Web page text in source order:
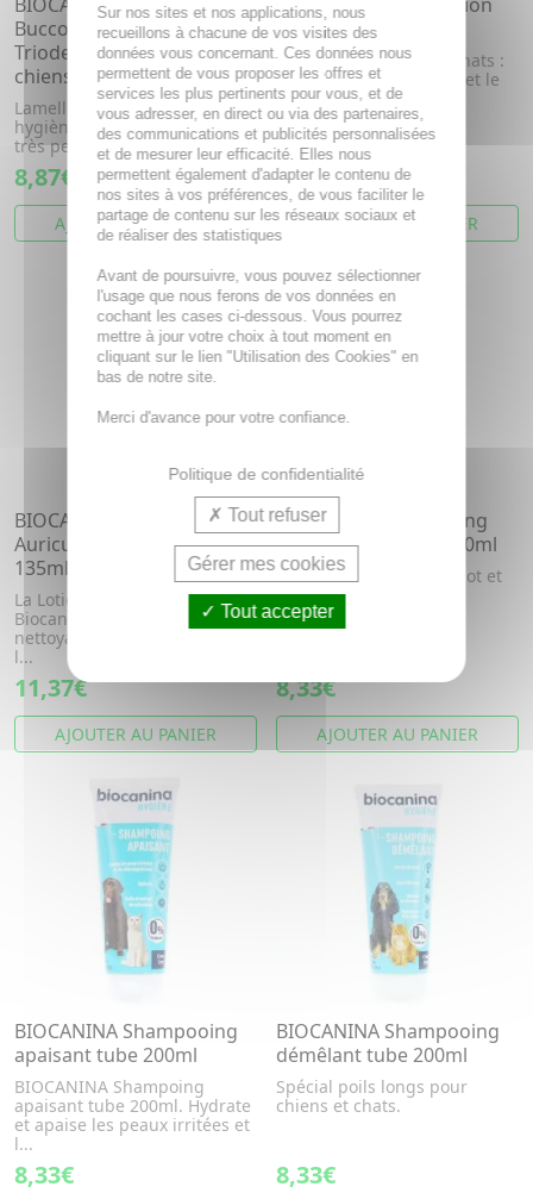
Bucco-dentaire -
Triodental Très petits
chiens < 5kg lamelles x15
Lamelles végétales à mâcher,
hygiène bucco-dentaire pour
très petits chiens ( < 5kg)
8,87€
AJOUTER AU PANIER
oculaire 135ml
Chez les chiens et les chats :
solution pour l'hygiène et le
nettoyage des yeux, d...
7,82€
AJOUTER AU PANIER
BIOCANINA Oreille - Lotion
Auriculaire Chiens et Chats
135ml
La Lotion Auriculaire
Biocanina est une solution
nettoyante pour les oreilles et
l...
11,37€
AJOUTER AU PANIER
BIOCANINA Shampoing
chiot/chaton tube 200ml
Shampooing spécial chiot et
chaton.
8,33€
AJOUTER AU PANIER
BIOCANINA Shampooing
apaisant tube 200ml
BIOCANINA Shampoing
apaisant tube 200ml. Hydrate
et apaise les peaux irritées et
l...
8,33€
BIOCANINA Shampooing
démêlant tube 200ml
Spécial poils longs pour
chiens et chats.
8,33€
Sur nos sites et nos applications, nous
recueillons à chacune de vos visites des
données vous concernant. Ces données nous
permettent de vous proposer les offres et
services les plus pertinents pour vous, et de
vous adresser, en direct ou via des partenaires,
des communications et publicités personnalisées
et de mesurer leur efficacité. Elles nous
permettent également d'adapter le contenu de
nos sites à vos préférences, de vous faciliter le
partage de contenu sur les réseaux sociaux et
de réaliser des statistiques
Avant de poursuivre, vous pouvez sélectionner
l'usage que nous ferons de vos données en
cochant les cases ci-dessous. Vous pourrez
mettre à jour votre choix à tout moment en
cliquant sur le lien "Utilisation des Cookies" en
bas de notre site.
Merci d'avance pour votre confiance.
Politique de confidentialité
Tout refuser
Gérer mes cookies
Tout accepter